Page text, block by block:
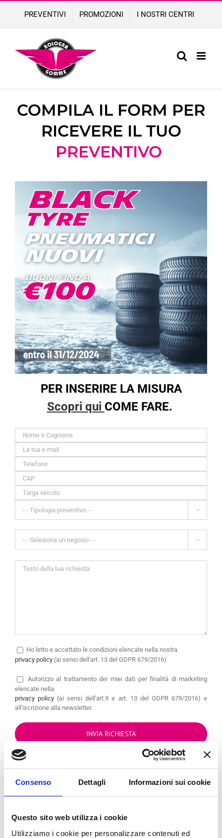
Consenso Dettagli Informazioni sui cookie
Questo sito web utilizza i cookie
Utilizziamo i cookie per personalizzare contenuti ed
content
PREVENTIVI PROMOZIONI I NOSTRI CENTRI
COMPILA IL FORM PER
RICEVERE IL TUO
PREVENTIVO
PER INSERIRE LA MISURA
Scopri qui COME FARE.


Ho letto e accettato le condizioni elencate nella nostra
privacy policy (ai sensi dell'art. 13 del GDPR 679/2016)
Autorizzo al trattamento dei miei dati per finalità di marketing
elencate nella
privacy policy (ai sensi dell'art.9 e art. 13 del GDPR 679/2016) e
all'iscrizione alla newsletter.
OPPURE CONTATTA IL
TUOCENTRO
PREFERITO